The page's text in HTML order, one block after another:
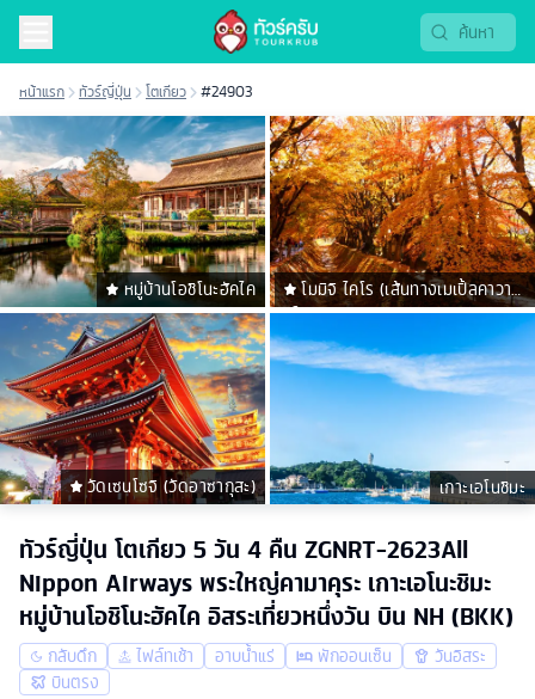
หน้าแรก ทัวร์ญี่ปุ่น โตเกียว #24903
หมู่บ้านโอชิโนะฮัคไค
โมมิจิ ไคโร (เส้นทางเมเปิ้ลคาวาคู
ชิโกะ)
วัดเซนโซจิ (วัดอาซากุสะ) เกาะเอโนชิมะ
ทัวร์ญี่ปุ่น โตเกียว 5 วัน 4 คืน ZGNRT-2623All
Nippon Airways พระใหญ่คามาคุระ เกาะเอโนะชิมะ
หมู่บ้านโอชิโนะฮัคไค อิสระเที่ยวหนึ่งวัน บิน NH (BKK)
กลับดึก ไฟล์ทเช้า อาบน้ำแร่ พักออนเซ็น
วันอิสระ
บินตรง